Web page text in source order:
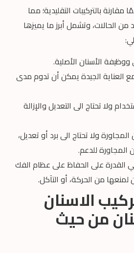
مقارنة بالتركيبات التقليدية؛ مما
من الحالات، وتشمل أبرز ما يميزها
الأسنان الأصلية.
العناية الجيدة يمكن أن تدوم مدى
ولا تحتاج الى التعديل والإزالة
المجاورة ولا تحتاج الى برد أو تعديل،
المجاورة للدعم.
القدرة على الحفاظ على عظام الفك
لمنعها من الحركة، أو التآكل.
الاسنان
من حيث